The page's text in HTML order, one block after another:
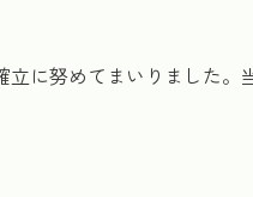
に努めてまいりました。